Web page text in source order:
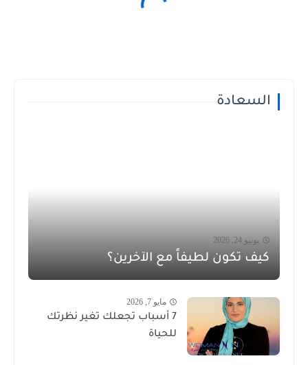
السعادة
يونيو 24, 2026
كيف تكون لطيفاً مع الآخرين؟
مايو 7, 2026
7 أسباب تجعلك تغير نظرتك
للحياة